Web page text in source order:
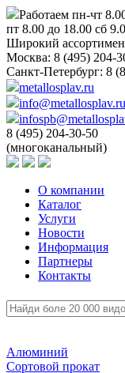
Работаем пн-чт
пт 8.00 до 18.00 сб
Широкий
Москва: 8 (495) 204-
Санкт-Петербург: 8
metallosplav.ru
info@metallosplav.ru
8 (495) 204-30-50
(многоканальный)
О компании
Каталог
Услуги
Новости
Информация
Партнеры
Контакты
Алюминий
Сортовой прокат